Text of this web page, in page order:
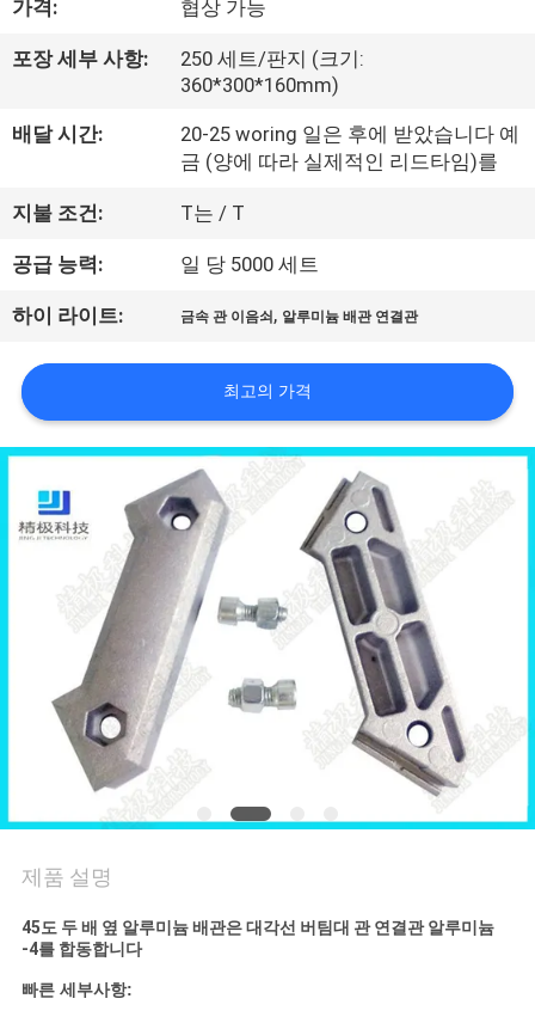
것
공
투
어
질
관
인
용
을
요
가격: 협상 가능
포장 세부 사항:
250 세트/판지 (크기:
360*300*160mm)
배달 시간:
20-25 woring 일은 후에 받았습니다 예
금 (양에 따라 실제적인 리드타임)를
지불 조건: T는 / T
공급 능력: 일 당 5000 세트
하이 라이트: 금속 관 이음쇠 , 알루미늄 배관 연결관
최고의 가격
제품 설명
45도 두 배 옆 알루미늄 배관은 대각선 버팀대 관 연결관 알루미늄
-4를 합동합니다
빠른 세부사항: